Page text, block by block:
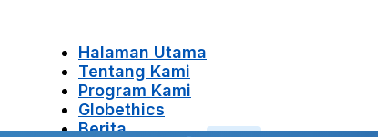
Halaman Utama
Tentang Kami
Program Kami
Globethics
Berita